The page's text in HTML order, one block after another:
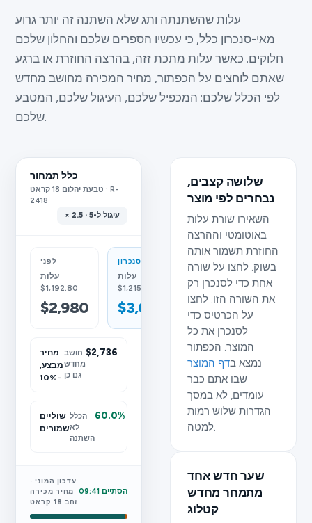
עלות שהשתנתה ותג שלא השתנה זה יותר גרוע
מאי-סנכרון כלל, כי עכשיו הספרים שלכם והחלון שלכם
חלוקים. כאשר עלות מתכת זזה, בהרצה החוזרת או ברגע
שאתם לוחצים על הכפתור, מחיר המכירה מחושב מחדש
לפי הכלל שלכם: המכפיל שלכם, העיגול שלכם, המטבע
שלכם.
כלל תמחור
טבעת יהלום 18 קראט · R-
2418
× 2.5 · עיגול ל-5
לפני
עלות
$1,192.80
$2,980
אחרי הסנכרון
עלות
$1,215.71
$3,040
מחיר
מבצע,
−10%
חושב
מחדש
גם כן
$2,736
שוליים
שמורים
הכלל
לא
השתנה
60.0%
עדכון המוני ·
מחיר מכירה
זהב 18 קראט
הסתיים 09:41
שלושה קצבים,
נבחרים לפי מוצר
השאירו שורת עלות
באוטומטי וההרצה
החוזרת תשמור אותה
בשוק. לחצו על שורה
אחת כדי לסנכרן רק
את השורה הזו. לחצו
על הכרטיס כדי
לסנכרן את כל
המוצר. הכפתור
נמצא בדף המוצר
שבו אתם כבר
עומדים, לא במסך
הגדרות שלוש רמות
למטה.
שער חדש אחד
מתמחר מחדש
קטלוג